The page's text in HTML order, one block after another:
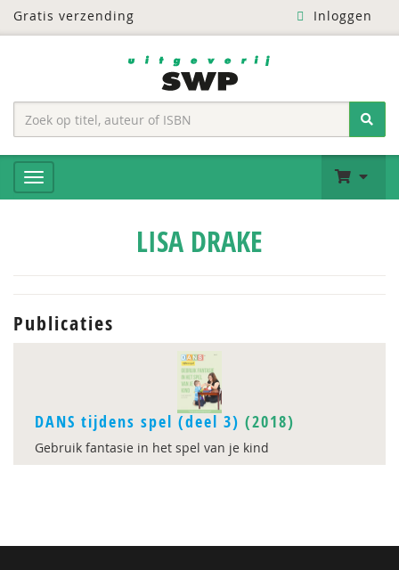
Gratis verzending Inloggen
LISA DRAKE
Publicaties
DANS tijdens spel (deel 3) (2018)
Gebruik fantasie in het spel van je kind